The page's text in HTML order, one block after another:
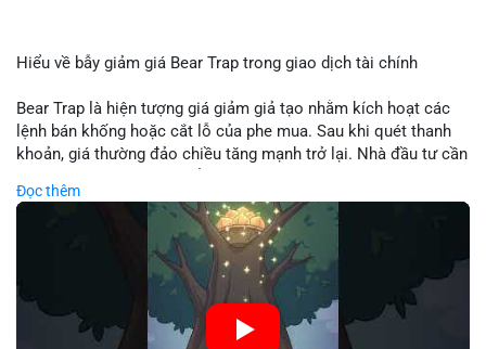
Hiểu về bẫy giảm giá Bear Trap trong giao dịch tài chính
Bear Trap là hiện tượng giá giảm giả tạo nhằm kích hoạt các
lệnh bán khống hoặc cắt lỗ của phe mua. Sau khi quét thanh
khoản, giá thường đảo chiều tăng mạnh trở lại. Nhà đầu tư cần
hóa điểm vào lệnh.
🎥 Xem video trực tiếp tại:
Nguồn: Cú Thông Thái
Đọc thêm